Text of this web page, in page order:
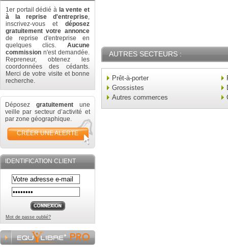
1er portail dédié à la vente et
à la reprise d'entreprise,
inscrivez-vous et déposez
gratuitement votre annonce
de reprise d'entreprise en
quelques clics. Aucune
commission n'est demandée.
Repreneur, obtenez les
coordonnées des cédants.
Merci de votre visite et bonne
recherche.
Déposez gratuitement une
veille par secteur d’activité et
par zone géographique.
CRÉER UNE ALERTE
IDENTIFICATION CLIENT
Mot de passe oublié?
AUTRES SECTEURS :
Prêt-à-porter
Grossistes
Autres commerces